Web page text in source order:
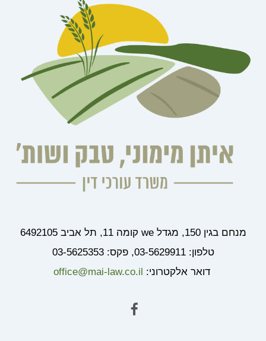
מנחם בגין 150, מגדל we קומה 11, תל אביב 6492105
טלפון: 03-5629911, פקס: 03-5625353
דואר אלקטרוני: office@mai-law.co.il